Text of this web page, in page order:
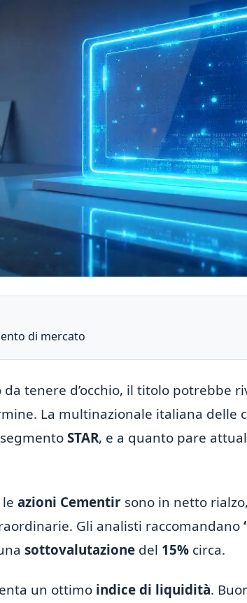
di mercato
da tenere d’occhio, il titolo potrebbe
La multinazionale italiana delle
STAR, e a quanto pare
azioni Cementir sono in netto
Gli analisti raccomandano
sottovalutazione del 15% circa.
un ottimo indice di liquidità.